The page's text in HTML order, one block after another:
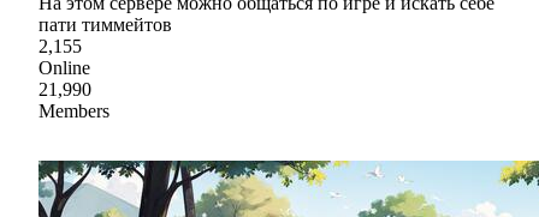
пати тиммейтов
2,155
Online
21,990
Members